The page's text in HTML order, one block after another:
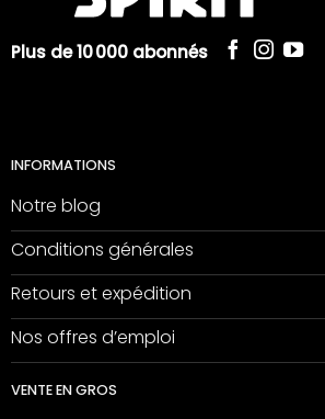
Plus de 10 000 abonnés
INFORMATIONS
Notre blog
Conditions générales
Retours et expédition
Nos offres d’emploi
VENTE EN GROS